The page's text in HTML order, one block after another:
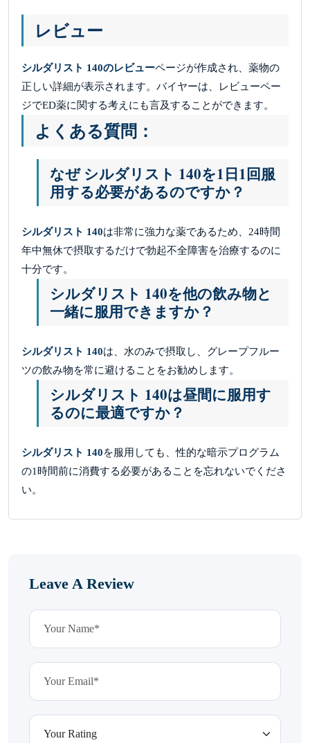
レビュー
シルダリスト 140のレビューページが作成され、薬物の
正しい詳細が表示されます。バイヤーは、レビューペー
ジでED薬に関する考えにも言及することができます。
よくある質問：
なぜ シルダリスト 140を1日1回服
用する必要があるのですか？
シルダリスト 140は非常に強力な薬であるため、24時間
年中無休で摂取するだけで勃起不全障害を治療するのに
十分です。
シルダリスト 140を他の飲み物と
一緒に服用できますか？
シルダリスト 140は、水のみで摂取し、グレープフルー
ツの飲み物を常に避けることをお勧めします。
シルダリスト 140は昼間に服用す
るのに最適ですか？
シルダリスト 140を服用しても、性的な暗示プログラム
の1時間前に消費する必要があることを忘れないでくださ
い。
Leave A Review